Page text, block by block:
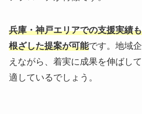
兵庫・神戸エリアでの支援実績
根ざした提案が可能です。地域
えながら、着実に成果を伸ばし
適しているでしょう。